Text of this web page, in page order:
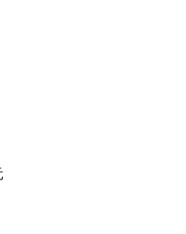
预约）
前预约）
前预约）
预约）
1楼萧邦售后服务中心（